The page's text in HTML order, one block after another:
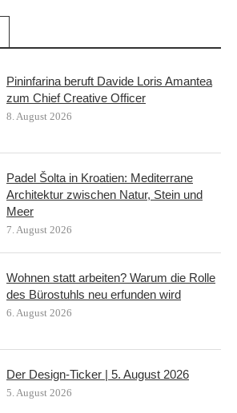
Pininfarina beruft Davide Loris Amantea
zum Chief Creative Officer
8. August 2026
Padel Šolta in Kroatien: Mediterrane
Architektur zwischen Natur, Stein und
Meer
7. August 2026
Wohnen statt arbeiten? Warum die Rolle
des Bürostuhls neu erfunden wird
6. August 2026
Der Design-Ticker | 5. August 2026
5. August 2026